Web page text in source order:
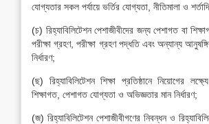
যোগ্যতার সকল পর্যায়ে ভর্তির যোগ্যতা, নীতিমালা ও শর্তাদি
(চ) রিহ্যাবিলিটেশন পেশাজীবীদের জন্য পেশাগত বা
পরীক্ষা গ্রহণ, পরীক্ষা গ্রহণ পদ্ধতি এবং অন্যান্য
নির্ধারণ;
(ছ) রিহ্যাবিলিটেশন শিক্ষা প্রতিষ্ঠানে নিয়োগের
শিক্ষাগত, পেশাগত যোগ্যতা ও অভিজ্ঞতার মান নির্ধারণ;
(জ) রিহ্যাবিলিটেশন পেশাজীবীগণের নিবন্ধন ও